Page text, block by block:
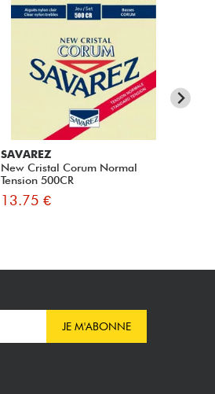
SAVAREZ
New Cristal Corum Normal
Tension 500CR
13.75 €
JE M'ABONNE